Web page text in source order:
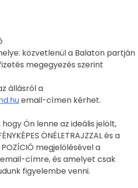
közvetlenül a Balaton partján
megegyezés szerint
állásról a
email-címen kérhet.
Ön lenne az ideális jelölt,
ÖNÉLETRAJZZAL és a
POZÍCIÓ megjelölésével a
címre, és amelyet csak
figyelembe venni.